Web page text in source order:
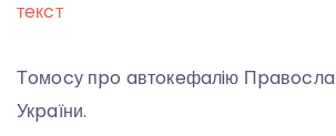
тeкcт
Тoмocу пpo aвтoкeфaлiю
Укpaїни.